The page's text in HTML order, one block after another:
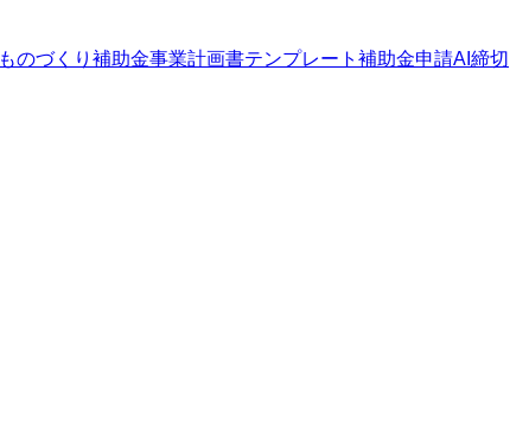
ものづくり補助金事業計画書テンプレート 補助金申請AI 締切